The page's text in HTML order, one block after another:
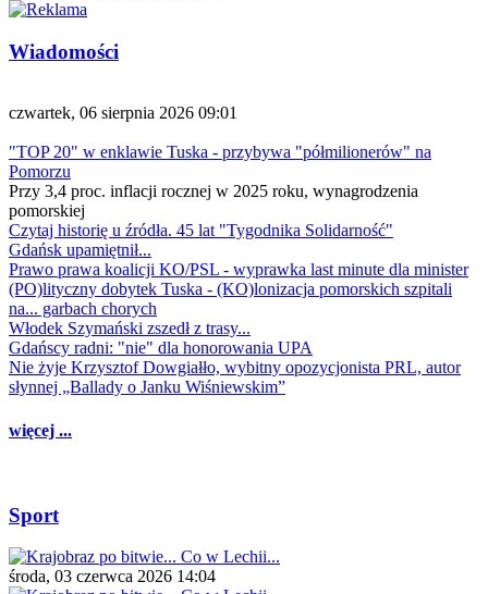
Wiadomości
czwartek, 06 sierpnia 2026 09:01
"TOP 20" w enklawie Tuska - przybywa "półmilionerów" na
Pomorzu
Przy 3,4 proc. inflacji rocznej w 2025 roku, wynagrodzenia
pomorskiej
Czytaj historię u źródła. 45 lat "Tygodnika Solidarność"
Gdańsk upamiętnił...
Prawo prawa koalicji KO/PSL - wyprawka last minute dla minister
(PO)lityczny dobytek Tuska - (KO)lonizacja pomorskich szpitali
na... garbach chorych
Włodek Szymański zszedł z trasy...
Gdańscy radni: "nie" dla honorowania UPA
Nie żyje Krzysztof Dowgiałło, wybitny opozycjonista PRL, autor
słynnej „Ballady o Janku Wiśniewskim”
więcej ...
Sport
środa, 03 czerwca 2026 14:04